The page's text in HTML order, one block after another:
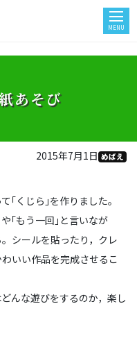
MENU
あそび
2015年7月1日 めばえ
｢くじら｣を作りました。
｢もう一回｣と言いなが
シールを貼ったり，クレ
いい作品を完成させるこ
んな遊びをするのか，楽し